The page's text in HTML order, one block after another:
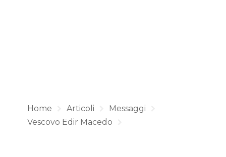
Home Articoli
Messaggi
Vescovo Edir Macedo